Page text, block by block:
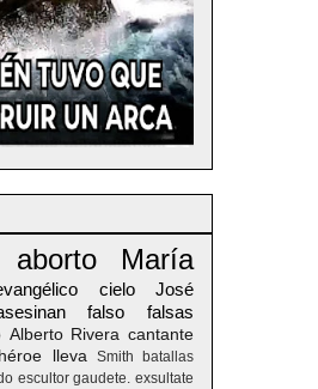
aborto María
cielo
José
falso falsas
Alberto Rivera cantante
héroe lleva Smith
batallas
escultor gaudete. exsultate